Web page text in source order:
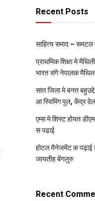
Recent Posts
साहित्य समाद – समटल
प्राथमिक शि‍क्षा मे
भारत संगे नेपालक मैथिल
सात जिला मे बनत
आ स्विमिंग पुल, केंद्र
एम्स मे शिफ्ट होयत
स पढाई
होटल मैनेजमेंट क पढ़ाई
जायतीह बेंगलुरु
Recent